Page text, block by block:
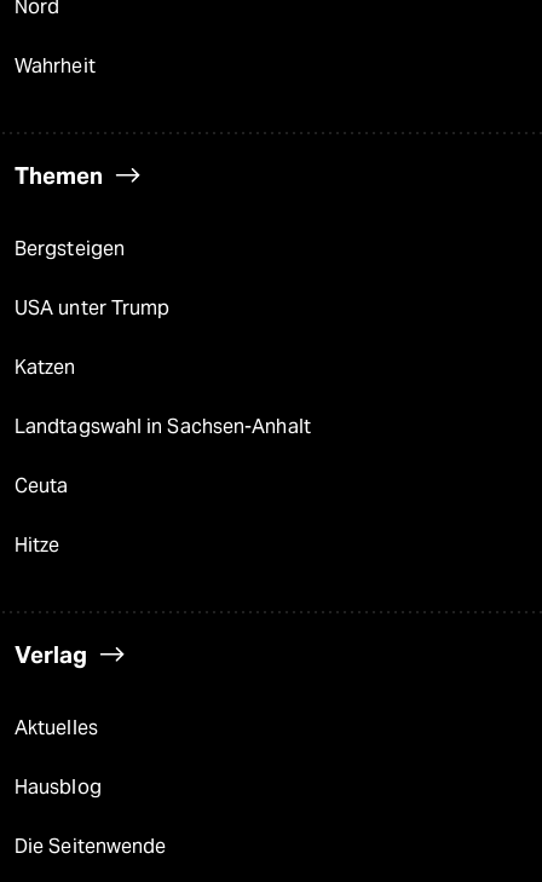
Nord
Wahrheit
Themen
Bergsteigen
USA unter Trump
Katzen
Landtagswahl in Sachsen-Anhalt
Ceuta
Hitze
Verlag
Aktuelles
Hausblog
Die Seitenwende